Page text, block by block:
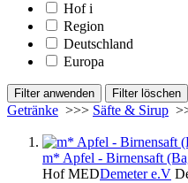
Hof i
Region
Deutschland
Europa
Getränke >>> Säfte & Sirup
m* Apfel - Birnensaft
Hof MEDDemeter e.V